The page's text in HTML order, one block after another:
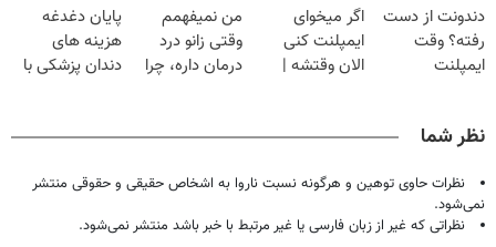
◂پرسش‌نامه)
دندونت از دست
رفته؟ وقت
ایمپلنت
اگر میخوای
ایمپلنت کنی
الان وقتشه |
من نمیفهمم
وقتی زانو درد
درمان داره، چرا
پایان دغدغه
هزینه های
دندان پزشکی با
نظر شما
نظرات حاوی توهین و هرگونه نسبت ناروا به اشخاص حقیقی و حقوقی منتشر
نمی‌شود.
نظراتی که غیر از زبان فارسی یا غیر مرتبط با خبر باشد منتشر نمی‌شود.